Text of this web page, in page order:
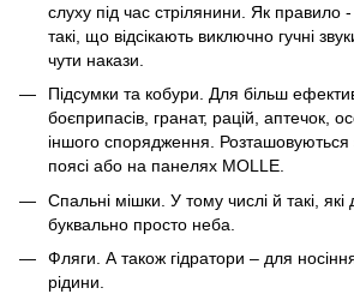
слуху під час стрілянини. Як правило -
такі, що відсікають виключно гучні
чути накази.
Підсумки та кобури. Для більш
боєприпасів, гранат, рацій, аптечок,
іншого спорядження. Розташовуються
поясі або на панелях MOLLE.
Спальні мішки. У тому числі й такі,
буквально просто неба.
Фляги. А також гідратори – для
рідини.